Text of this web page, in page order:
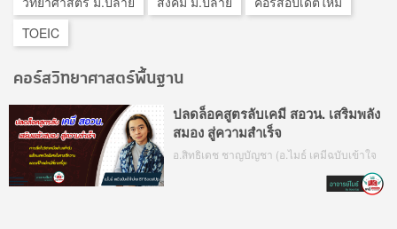
TOEIC
คอร์สวิทยาศาสตร์พื้นฐาน
ปลดล็อคสูตรลับเคมี สอวน. เสริมพลัง
สมอง สู่ความสำเร็จ
อ.สิทธิเดช ชาญบัญชา (อ.ไมธ์ เคมีฉบับเข้าใจ